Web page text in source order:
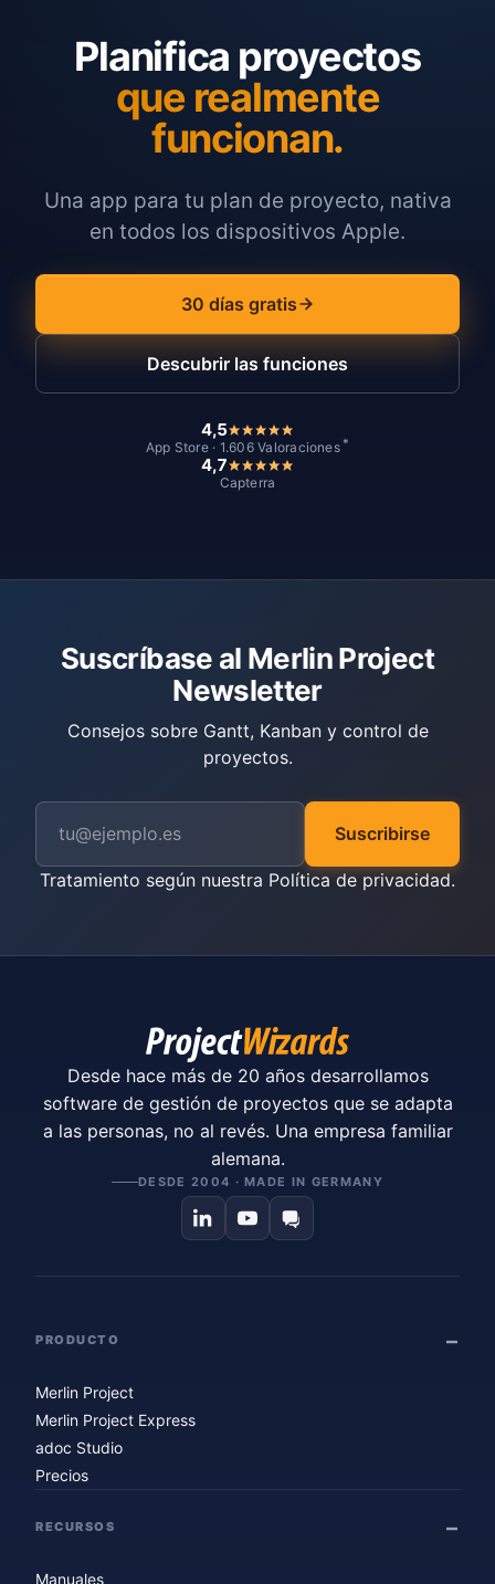
Planifica proyectos
que realmente
funcionan.
Una app para tu plan de proyecto, nativa
en todos los dispositivos Apple.
30 días gratis
Descubrir las funciones
4,5
App Store · 1.606 Valoraciones *
4,7
Capterra
Suscríbase al Merlin Project
Newsletter
Consejos sobre Gantt, Kanban y control de
proyectos.
Suscribirse
Tratamiento según nuestra Política de privacidad.
Desde hace más de 20 años desarrollamos
software de gestión de proyectos que se adapta
a las personas, no al revés. Una empresa familiar
alemana.
DESDE 2004 · MADE IN GERMANY
PRODUCTO
Merlin Project
Merlin Project Express
adoc Studio
Precios
RECURSOS
Manuales